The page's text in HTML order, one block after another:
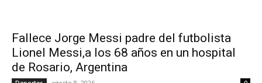
Fallece Jorge Messi padre del futbolista
Lionel Messi,a los 68 años en un hospital
de Rosario, Argentina